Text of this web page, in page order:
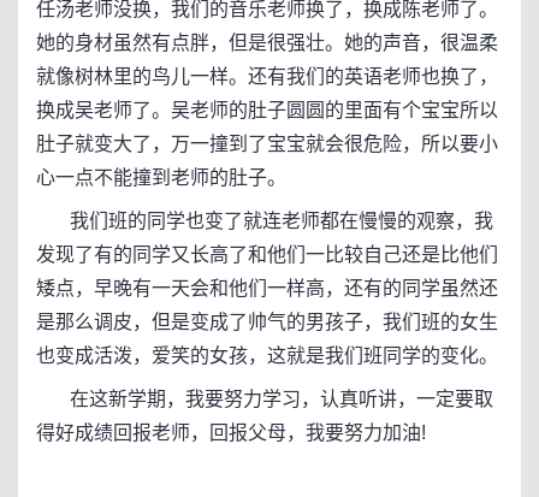
任汤老师没换，我们的音乐老师换了，换成陈老师了。
她的身材虽然有点胖，但是很强壮。她的声音，很温柔
就像树林里的鸟儿一样。还有我们的英语老师也换了，
换成吴老师了。吴老师的肚子圆圆的里面有个宝宝所以
肚子就变大了，万一撞到了宝宝就会很危险，所以要小
心一点不能撞到老师的肚子。
我们班的同学也变了就连老师都在慢慢的观察，我
发现了有的同学又长高了和他们一比较自己还是比他们
矮点，早晚有一天会和他们一样高，还有的同学虽然还
是那么调皮，但是变成了帅气的男孩子，我们班的女生
也变成活泼，爱笑的女孩，这就是我们班同学的变化。
在这新学期，我要努力学习，认真听讲，一定要取
得好成绩回报老师，回报父母，我要努力加油!